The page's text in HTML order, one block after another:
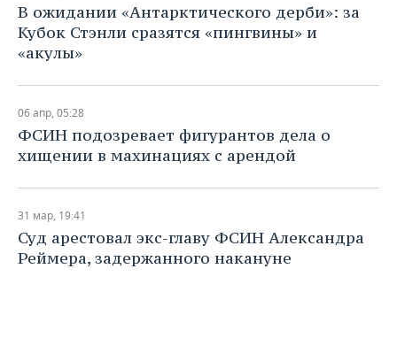
В ожидании «Антарктического дерби»: за
Кубок Стэнли сразятся «пингвины» и
«акулы»
06 апр, 05:28
ФСИН подозревает фигурантов дела о
хищении в махинациях с арендой
31 мар, 19:41
Суд арестовал экс-главу ФСИН Александра
Реймера, задержанного накануне